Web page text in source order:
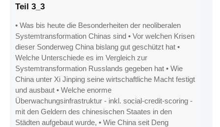
Teil 3_3
• Was bis heute die Besonderheiten der neoliberalen
Systemtransformation Chinas sind • Vor welchen Krisen
dieser Sonderweg China bislang gut geschützt hat •
Welche Unterschiede es im Vergleich zur
Systemtransformation Russlands gegeben hat • Wie
China unter Xi Jinping seine wirtschaftliche Macht festigt
und ausbaut • Welche enorme
Überwachungsinfrastruktur - inkl. social-credit-scoring -
mit den Geldern des chinesischen Staates in den
Städten aufgebaut wurde, • Wie China seit Deng